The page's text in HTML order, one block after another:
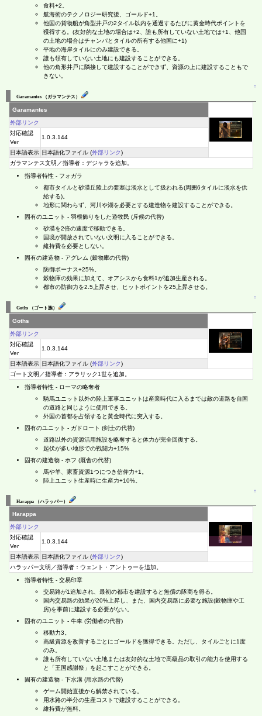
食料+2。
航海術のテクノロジー研究後、ゴールド+1。
他国の貨物船が角型井戸の2タイル以内を通過するたびに黄金時代ポイントを
獲得する。(友好的な土地の場合は+2、誰も所有していない土地では+1、他国
の土地の場合はチャンパとタイルの所有する他国に+1)
平地の海岸タイルにのみ建設できる。
誰も領有していない土地にも建設することができる。
他の角形井戸に隣接して建設することができず、資源の上に建設することもで
きない。
↑
Garamantes （ガラマンテス）
Garamantes
外部リンク
対応確認
Ver
1.0.3.144
日本語表示 日本語化ファイル (外部リンク)
ガラマンテス文明／指導者：デジャラを追加。
指導者特性 - フォガラ
都市タイルと砂漠丘陵上の要塞は淡水として扱われる(周囲6タイルに淡水を供
給する)。
地形に関わらず、河川や湖を必要とする建造物を建設することができる。
固有のユニット - 羽根飾りをした遊牧民 (斥候の代替)
砂漠を2倍の速度で移動できる。
国境が開放されていない文明に入ることができる。
維持費を必要としない。
固有の建造物 - アグレム (穀物庫の代替)
防御ボーナス+25%。
穀物庫の効果に加えて、オアシスから食料1が追加生産される。
都市の防御力を2.5上昇させ、ヒットポイントを25上昇させる。
↑
Goths （ゴート族）
Goths
外部リンク
対応確認
Ver
1.0.3.144
日本語表示 日本語化ファイル (外部リンク)
ゴート文明／指導者：アラリック1世を追加。
指導者特性 - ローマの略奪者
騎馬ユニット以外の陸上軍事ユニットは産業時代に入るまでは敵の道路を自国
の道路と同じように使用できる。
外国の首都を占領すると黄金時代に突入する。
固有のユニット - ガドロート (剣士の代替)
道路以外の資源活用施設を略奪すると体力が完全回復する。
起伏が多い地形での戦闘力+15%
固有の建造物 - ホフ (厩舎の代替)
馬や羊、家畜資源1つにつき信仰力+1。
陸上ユニット生産時に生産力+10%。
↑
Harappa （ハラッパー）
Harappa
外部リンク
対応確認
Ver
1.0.3.144
日本語表示 日本語化ファイル (外部リンク)
ハラッパー文明／指導者：ウェント・アントゥーを追加。
指導者特性 - 交易印章
交易路が1追加され、最初の都市を建設すると無償の隊商を得る。
国内交易路の効果が20%上昇し、また、国内交易路に必要な施設(穀物庫や工
房)を事前に建設する必要がない。
固有のユニット - 牛車 (労働者の代替)
移動力3。
高級資源を改善するごとにゴールドを獲得できる。ただし、タイルごとに1度
のみ。
誰も所有していない土地または友好的な土地で高級品の取引の能力を使用する
と「王国感謝祭」を起こすことができる。
固有の建造物 - 下水溝 (用水路の代替)
ゲーム開始直後から解禁されている。
用水路の半分の生産コストで建設することができる。
維持費が無料。